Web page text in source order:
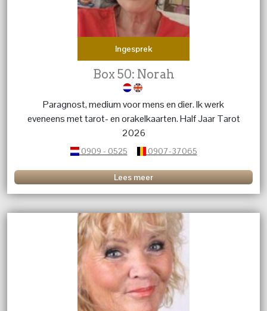
Ingesprek
Box 50: Norah
Paragnost, medium voor mens en dier. Ik werk
eveneens met tarot- en orakelkaarten. Half Jaar Tarot
2026
0909 - 0525 0907-37065
Lees meer